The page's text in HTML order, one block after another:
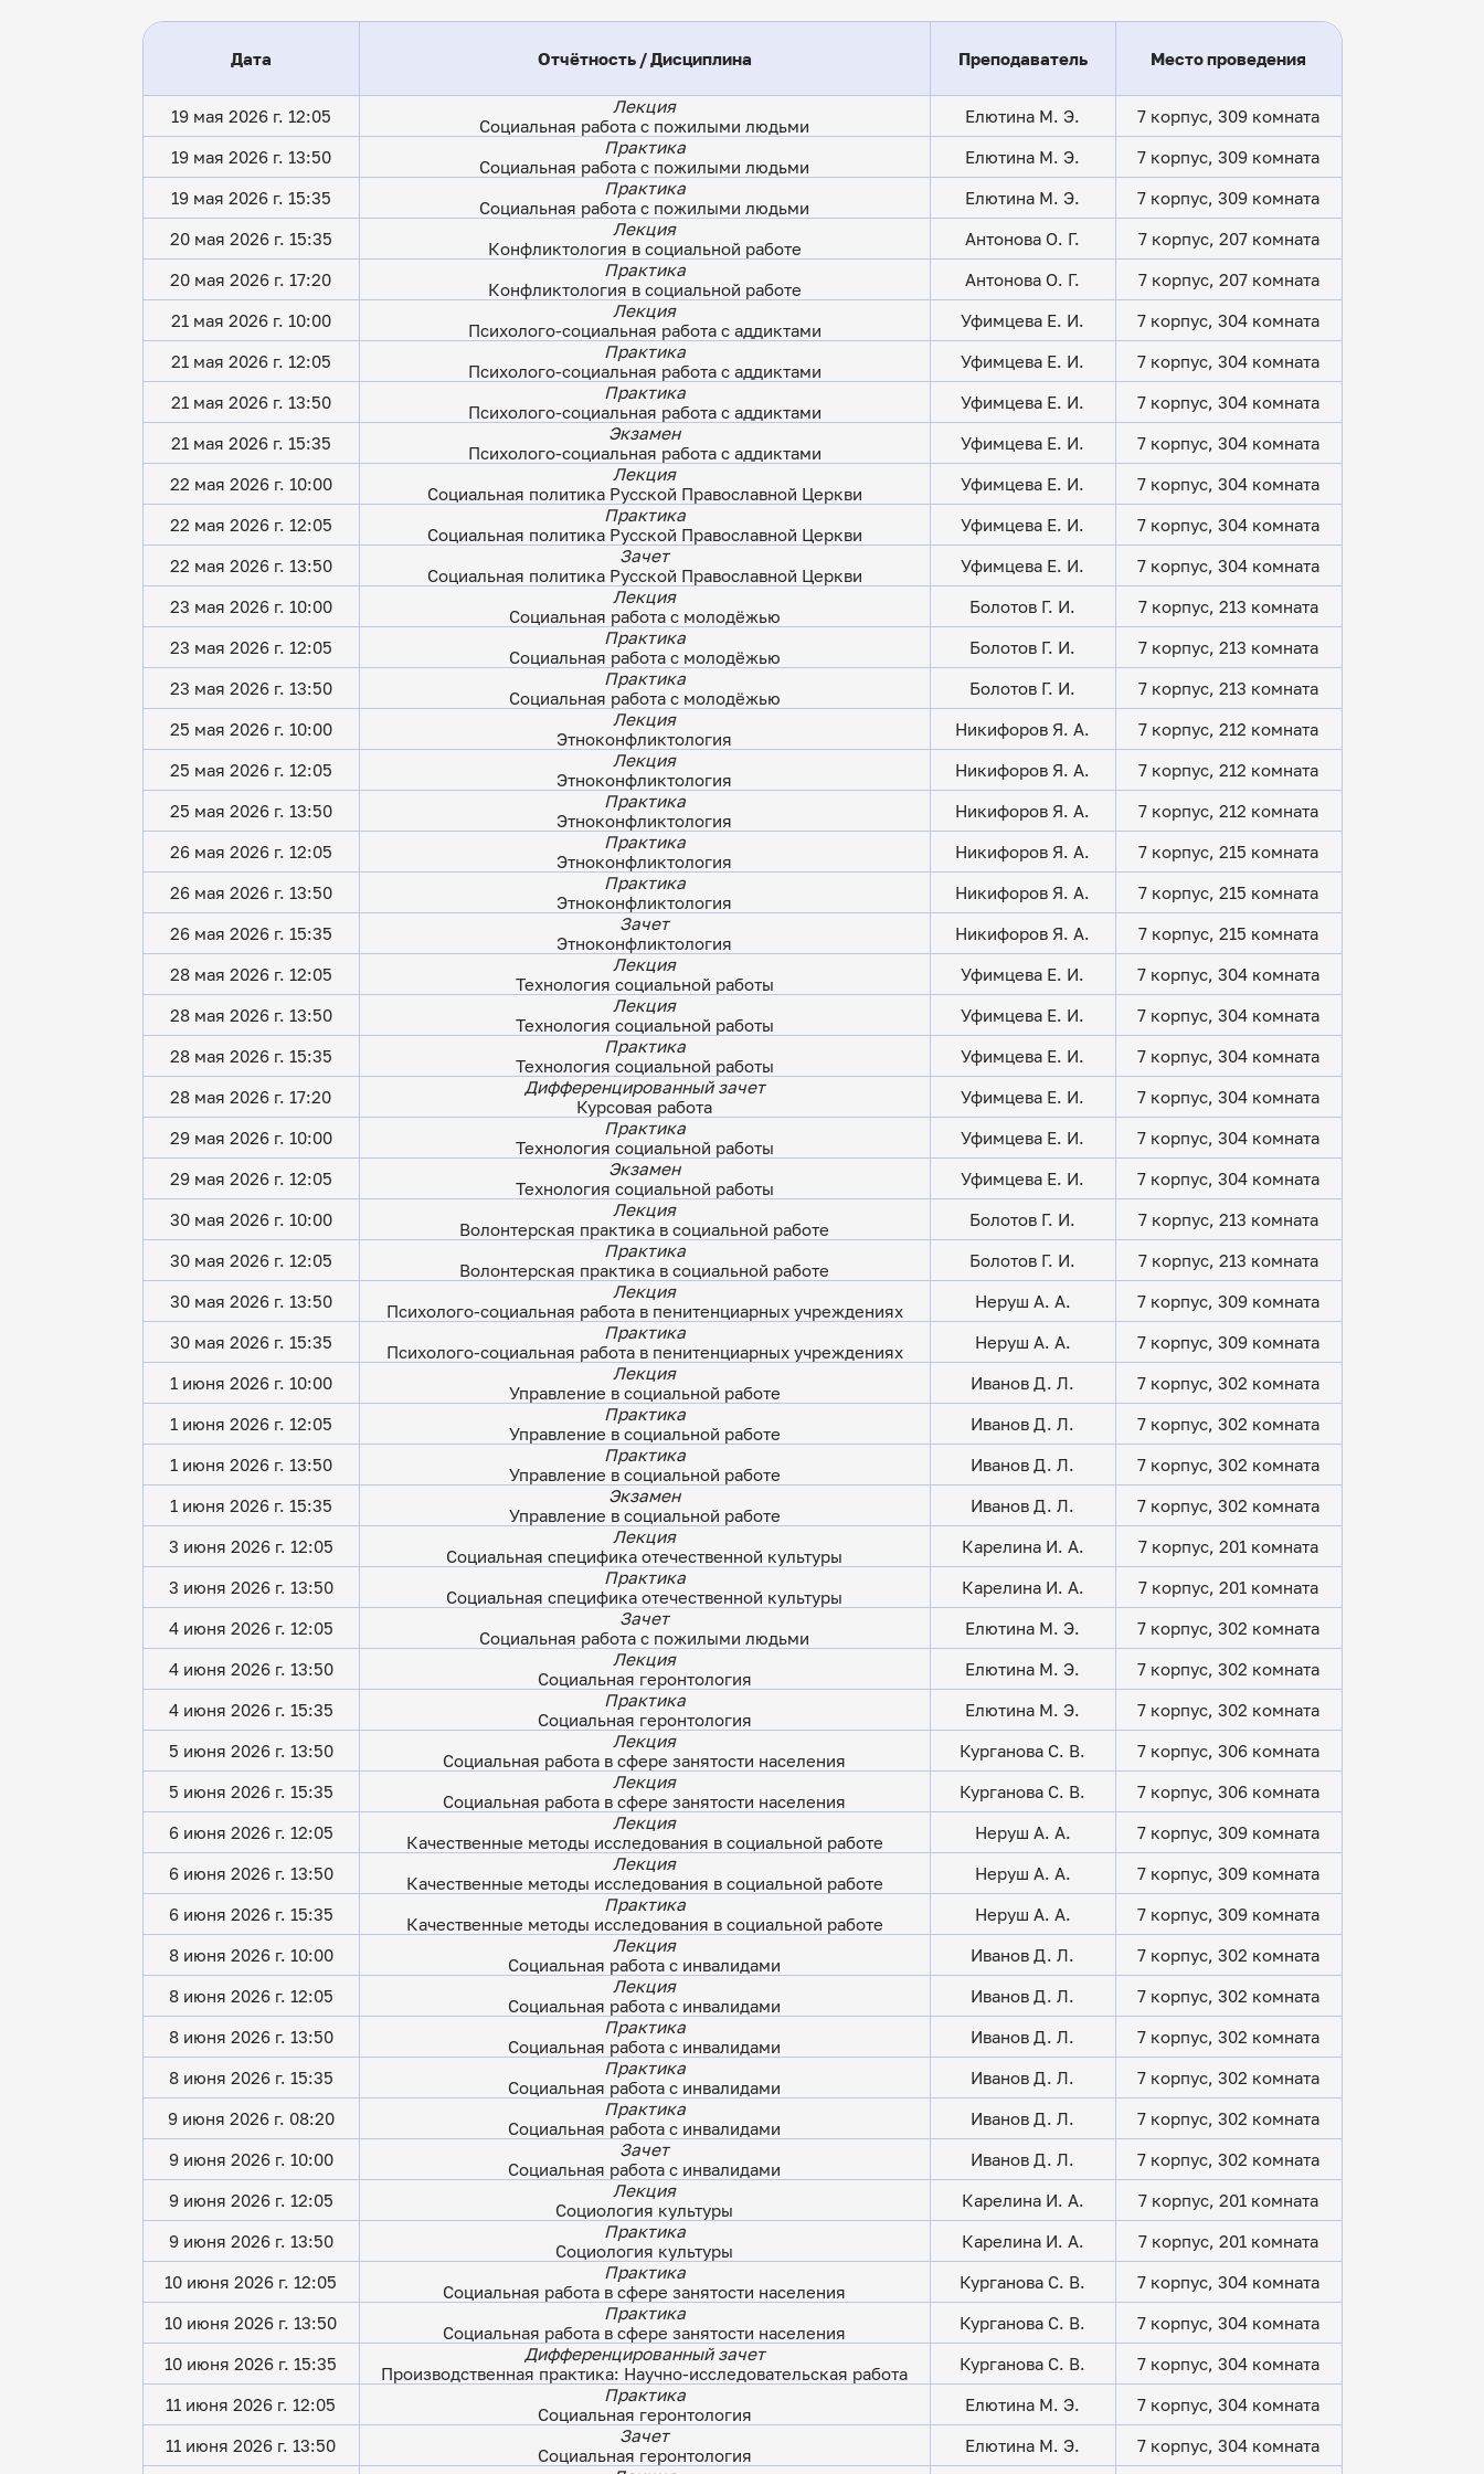
Дата Отчётность / Дисциплина Преподаватель Место проведения
19 мая 2026 г. 12:05
Лекция
Социальная работа с пожилыми людьми
Елютина М. Э. 7 корпус, 309 комната
19 мая 2026 г. 13:50
Практика
Социальная работа с пожилыми людьми
Елютина М. Э. 7 корпус, 309 комната
19 мая 2026 г. 15:35
Практика
Социальная работа с пожилыми людьми
Елютина М. Э. 7 корпус, 309 комната
20 мая 2026 г. 15:35
Лекция
Конфликтология в социальной работе
Антонова О. Г. 7 корпус, 207 комната
20 мая 2026 г. 17:20
Практика
Конфликтология в социальной работе
Антонова О. Г. 7 корпус, 207 комната
21 мая 2026 г. 10:00
Лекция
Психолого-социальная работа с аддиктами
Уфимцева Е. И. 7 корпус, 304 комната
21 мая 2026 г. 12:05
Практика
Психолого-социальная работа с аддиктами
Уфимцева Е. И. 7 корпус, 304 комната
21 мая 2026 г. 13:50
Практика
Психолого-социальная работа с аддиктами
Уфимцева Е. И. 7 корпус, 304 комната
21 мая 2026 г. 15:35
Экзамен
Психолого-социальная работа с аддиктами
Уфимцева Е. И. 7 корпус, 304 комната
22 мая 2026 г. 10:00
Лекция
Социальная политика Русской Православной Церкви
Уфимцева Е. И. 7 корпус, 304 комната
22 мая 2026 г. 12:05
Практика
Социальная политика Русской Православной Церкви
Уфимцева Е. И. 7 корпус, 304 комната
22 мая 2026 г. 13:50
Зачет
Социальная политика Русской Православной Церкви
Уфимцева Е. И. 7 корпус, 304 комната
23 мая 2026 г. 10:00
Лекция
Социальная работа с молодёжью
Болотов Г. И. 7 корпус, 213 комната
23 мая 2026 г. 12:05
Практика
Социальная работа с молодёжью
Болотов Г. И. 7 корпус, 213 комната
23 мая 2026 г. 13:50
Практика
Социальная работа с молодёжью
Болотов Г. И. 7 корпус, 213 комната
25 мая 2026 г. 10:00
Лекция
Этноконфликтология
Никифоров Я. А. 7 корпус, 212 комната
25 мая 2026 г. 12:05
Лекция
Этноконфликтология
Никифоров Я. А. 7 корпус, 212 комната
25 мая 2026 г. 13:50
Практика
Этноконфликтология
Никифоров Я. А. 7 корпус, 212 комната
26 мая 2026 г. 12:05
Практика
Этноконфликтология
Никифоров Я. А. 7 корпус, 215 комната
26 мая 2026 г. 13:50
Практика
Этноконфликтология
Никифоров Я. А. 7 корпус, 215 комната
26 мая 2026 г. 15:35
Зачет
Этноконфликтология
Никифоров Я. А. 7 корпус, 215 комната
28 мая 2026 г. 12:05
Лекция
Технология социальной работы
Уфимцева Е. И. 7 корпус, 304 комната
28 мая 2026 г. 13:50
Лекция
Технология социальной работы
Уфимцева Е. И. 7 корпус, 304 комната
28 мая 2026 г. 15:35
Практика
Технология социальной работы
Уфимцева Е. И. 7 корпус, 304 комната
28 мая 2026 г. 17:20
Дифференцированный зачет
Курсовая работа
Уфимцева Е. И. 7 корпус, 304 комната
29 мая 2026 г. 10:00
Практика
Технология социальной работы
Уфимцева Е. И. 7 корпус, 304 комната
29 мая 2026 г. 12:05
Экзамен
Технология социальной работы
Уфимцева Е. И. 7 корпус, 304 комната
30 мая 2026 г. 10:00
Лекция
Волонтерская практика в социальной работе
Болотов Г. И. 7 корпус, 213 комната
30 мая 2026 г. 12:05
Практика
Волонтерская практика в социальной работе
Болотов Г. И. 7 корпус, 213 комната
30 мая 2026 г. 13:50
Лекция
Психолого-социальная работа в пенитенциарных учреждениях
Неруш А. А. 7 корпус, 309 комната
30 мая 2026 г. 15:35
Практика
Психолого-социальная работа в пенитенциарных учреждениях
Неруш А. А. 7 корпус, 309 комната
1 июня 2026 г. 10:00
Лекция
Управление в социальной работе
Иванов Д. Л. 7 корпус, 302 комната
1 июня 2026 г. 12:05
Практика
Управление в социальной работе
Иванов Д. Л. 7 корпус, 302 комната
1 июня 2026 г. 13:50
Практика
Управление в социальной работе
Иванов Д. Л. 7 корпус, 302 комната
1 июня 2026 г. 15:35
Экзамен
Управление в социальной работе
Иванов Д. Л. 7 корпус, 302 комната
3 июня 2026 г. 12:05
Лекция
Социальная специфика отечественной культуры
Карелина И. А. 7 корпус, 201 комната
3 июня 2026 г. 13:50
Практика
Социальная специфика отечественной культуры
Карелина И. А. 7 корпус, 201 комната
4 июня 2026 г. 12:05
Зачет
Социальная работа с пожилыми людьми
Елютина М. Э. 7 корпус, 302 комната
4 июня 2026 г. 13:50
Лекция
Социальная геронтология
Елютина М. Э. 7 корпус, 302 комната
4 июня 2026 г. 15:35
Практика
Социальная геронтология
Елютина М. Э. 7 корпус, 302 комната
5 июня 2026 г. 13:50
Лекция
Социальная работа в сфере занятости населения
Курганова С. В. 7 корпус, 306 комната
5 июня 2026 г. 15:35
Лекция
Социальная работа в сфере занятости населения
Курганова С. В. 7 корпус, 306 комната
6 июня 2026 г. 12:05
Лекция
Качественные методы исследования в социальной работе
Неруш А. А. 7 корпус, 309 комната
6 июня 2026 г. 13:50
Лекция
Качественные методы исследования в социальной работе
Неруш А. А. 7 корпус, 309 комната
6 июня 2026 г. 15:35
Практика
Качественные методы исследования в социальной работе
Неруш А. А. 7 корпус, 309 комната
8 июня 2026 г. 10:00
Лекция
Социальная работа с инвалидами
Иванов Д. Л. 7 корпус, 302 комната
8 июня 2026 г. 12:05
Лекция
Социальная работа с инвалидами
Иванов Д. Л. 7 корпус, 302 комната
8 июня 2026 г. 13:50
Практика
Социальная работа с инвалидами
Иванов Д. Л. 7 корпус, 302 комната
8 июня 2026 г. 15:35
Практика
Социальная работа с инвалидами
Иванов Д. Л. 7 корпус, 302 комната
9 июня 2026 г. 08:20
Практика
Социальная работа с инвалидами
Иванов Д. Л. 7 корпус, 302 комната
9 июня 2026 г. 10:00
Зачет
Социальная работа с инвалидами
Иванов Д. Л. 7 корпус, 302 комната
9 июня 2026 г. 12:05
Лекция
Социология культуры
Карелина И. А. 7 корпус, 201 комната
9 июня 2026 г. 13:50
Практика
Социология культуры
Карелина И. А. 7 корпус, 201 комната
10 июня 2026 г. 12:05
Практика
Социальная работа в сфере занятости населения
Курганова С. В. 7 корпус, 304 комната
10 июня 2026 г. 13:50
Практика
Социальная работа в сфере занятости населения
Курганова С. В. 7 корпус, 304 комната
10 июня 2026 г. 15:35
Дифференцированный зачет
Производственная практика: Научно-исследовательская работа
Курганова С. В. 7 корпус, 304 комната
11 июня 2026 г. 12:05
Практика
Социальная геронтология
Елютина М. Э. 7 корпус, 304 комната
11 июня 2026 г. 13:50
Зачет
Социальная геронтология
Елютина М. Э. 7 корпус, 304 комната